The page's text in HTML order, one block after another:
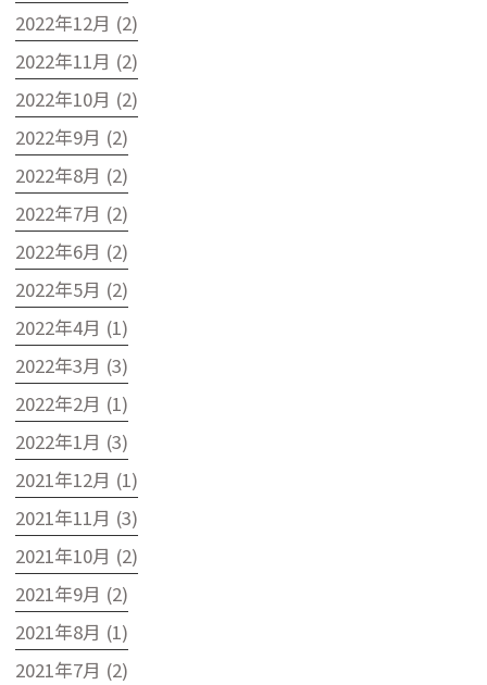
2022年12月 (2)
2022年11月 (2)
2022年10月 (2)
2022年9月 (2)
2022年8月 (2)
2022年7月 (2)
2022年6月 (2)
2022年5月 (2)
2022年4月 (1)
2022年3月 (3)
2022年2月 (1)
2022年1月 (3)
2021年12月 (1)
2021年11月 (3)
2021年10月 (2)
2021年9月 (2)
2021年8月 (1)
2021年7月 (2)